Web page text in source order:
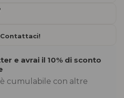
e avrai il 10% di sconto
cumulabile con altre